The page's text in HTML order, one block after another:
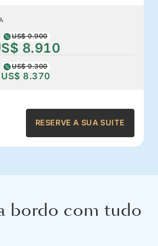
US$ 9.900
8.910
US$ 9.300
US$ 8.370
RESERVE A SUA SUITE
bordo com tudo